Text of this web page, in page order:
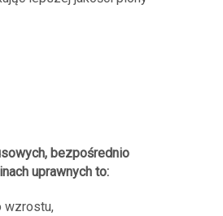
bezpośrednio
uprawnych to:
wzrostu,